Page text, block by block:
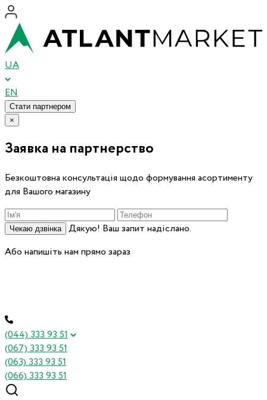
UA
EN
Стати партнером
×
Заявка на партнерство
Безкоштовна консультація щодо формування асортименту
для Вашого магазину
Чекаю дзвінка
Дякую! Ваш запит надіслано.
Або напишіть нам прямо зараз
(044) 333 93 51
(067) 333 93 51
(063) 333 93 51
(066) 333 93 51